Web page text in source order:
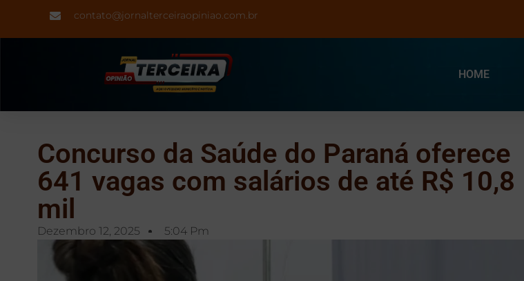
contato@jornalterceiraopiniao.com.br
HOME
Concurso da Saúde do Paraná oferece
641 vagas com salários de até R$ 10,8
mil
Dezembro 12, 2025 5:04 Pm